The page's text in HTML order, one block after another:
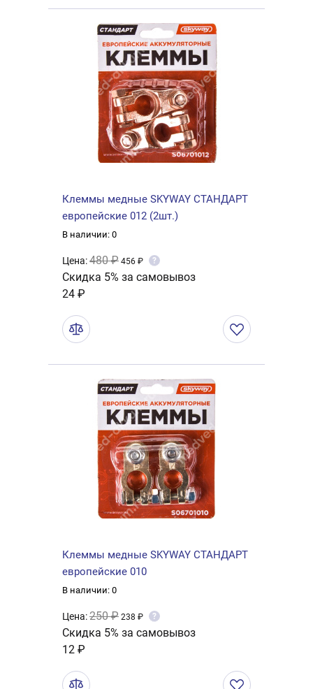
Клеммы медные SKYWAY СТАНДАРТ
европейские 012 (2шт.)
В наличии: 0
Цена:480 ₽ 456 ₽ ?
Скидка 5% за самовывоз
24 ₽
Клеммы медные SKYWAY СТАНДАРТ
европейские 010
В наличии: 0
Цена:250 ₽ 238 ₽ ?
Скидка 5% за самовывоз
12 ₽